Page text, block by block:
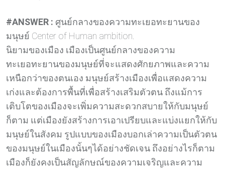
#ANSWER : ศูนย์กลางของความทะเยอทะยานของ
มนุษย์ Center of Human ambition.
นิยามของเมือง เมืองเป็นศูนย์กลางของความ
ทะเยอทะยานของมนุษย์ที่จะแสดงศักยภาพและความ
เหนือกว่าของตนเอง มนุษย์สร้างเมืองเพื่อแสดงความ
เก่งและต้องการพื้นที่เพื่อสร้างเสริมตัวตน ถึงแม้การ
เติบโตของเมืองจะเพิ่มความสะดวกสบายให้กับมนุษย์
ก็ตาม แต่เมืองยังสร้างการเอาเปรียบและแบ่งแยกให้กับ
มนุษย์ในสังคม รูปแบบของเมืองบอกเล่าความเป็นตัวตน
ของมนุษย์ในเมืองนั้นๆได้อย่างชัดเจน ถึงอย่างไรก็ตาม
เมืองก็ยังคงเป็นสัญลักษณ์ของความเจริญและความ